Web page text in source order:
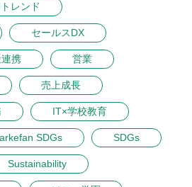
レンド
セールスDX
携 営業
売上成長
IT×学校教育
SDGs SDGs
Sustainability